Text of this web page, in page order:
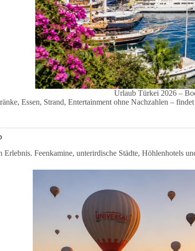
Urlaub Türkei 2026 –
Essen, Strand, Entertainment ohne Nachzahlen –
Feenkamine, unterirdische Städte, Höhlenhotels